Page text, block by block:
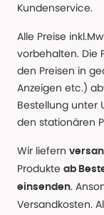
Kundenservice.
Alle Preise
vorbehalten. Die
den Preisen in
Anzeigen etc.)
Bestellung unter
den stationären
Wir liefern
Produkte ab
einsenden.
Versandkosten.